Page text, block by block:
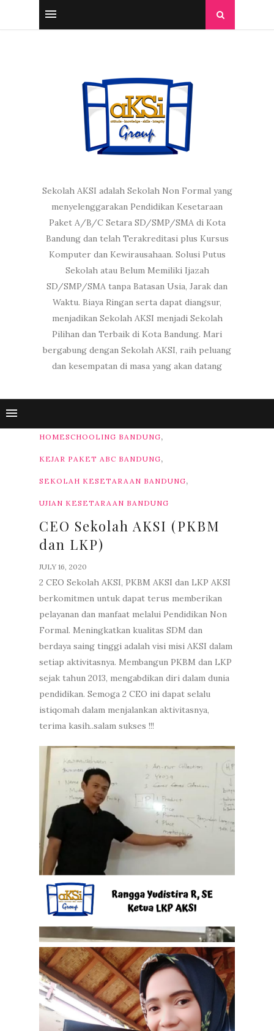
Sekolah AKSI adalah Sekolah Non Formal yang
menyelenggarakan Pendidikan Kesetaraan
Paket A/B/C Setara SD/SMP/SMA di Kota
Bandung dan telah Terakreditasi plus Kursus
Komputer dan Kewirausahaan. Solusi Putus
Sekolah atau Belum Memiliki Ijazah
SD/SMP/SMA tanpa Batasan Usia, Jarak dan
Waktu. Biaya Ringan serta dapat diangsur,
menjadikan Sekolah AKSI menjadi Sekolah
Pilihan dan Terbaik di Kota Bandung. Mari
bergabung dengan Sekolah AKSI, raih peluang
dan kesempatan di masa yang akan datang
HOMESCHOOLING BANDUNG,
KEJAR PAKET ABC BANDUNG,
SEKOLAH KESETARAAN BANDUNG,
UJIAN KESETARAAN BANDUNG
CEO Sekolah AKSI (PKBM
dan LKP)
JULY 16, 2020
2 CEO Sekolah AKSI, PKBM AKSI dan LKP AKSI
berkomitmen untuk dapat terus memberikan
pelayanan dan manfaat melalui Pendidikan Non
Formal. Meningkatkan kualitas SDM dan
berdaya saing tinggi adalah visi misi AKSI dalam
setiap aktivitasnya. Membangun PKBM dan LKP
sejak tahun 2013, mengabdikan diri dalam dunia
pendidikan. Semoga 2 CEO ini dapat selalu
istiqomah dalam menjalankan aktivitasnya,
terima kasih..salam sukses !!!